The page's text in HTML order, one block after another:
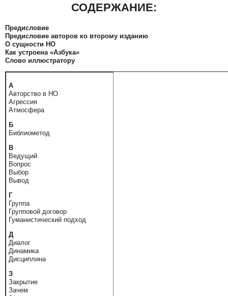
СОДЕРЖАНИЕ:
Предисловие
Предисловие авторов ко второму изданию
О сущности НО
Как устроена «Азбука»
Слово иллюстратору
А
Авторство в НО
Агрессия
Атмосфера
Б
Библиометод
В
Ведущий
Вопрос
Выбор
Вывод
Г
Группа
Групповой договор
Гуманистический подход
Д
Диалог
Динамика
Дисциплина
З
Закрытие
Зачем